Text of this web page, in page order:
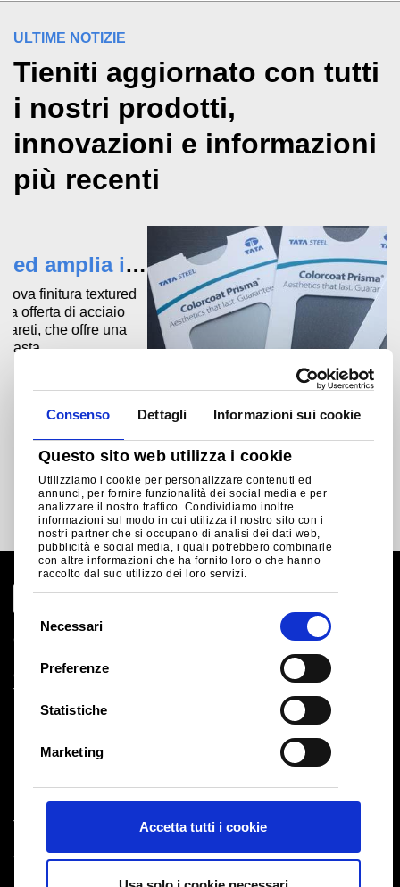
Consenso Dettagli Informazioni sui cookie
Questo sito web utilizza i cookie
Utilizziamo i cookie per personalizzare contenuti ed
annunci, per fornire funzionalità dei social media e per
analizzare il nostro traffico. Condividiamo inoltre
informazioni sul modo in cui utilizza il nostro sito con i
nostri partner che si occupano di analisi dei dati web,
pubblicità e social media, i quali potrebbero combinarle
con altre informazioni che ha fornito loro o che hanno
raccolto dal suo utilizzo dei loro servizi.
e
Necessari
Preferenze
Statistiche
Marketing
Accetta tutti i cookie
ULTIME NOTIZIE
Tieniti aggiornato con tutti
i nostri prodotti,
innovazioni e informazioni
più recenti
Vista la costante e crescente popolarità del suo acciaio
preverniciato Colorcoat Prisma®, Tata Steel ha voluto dare
una risposta alle richieste di introduzione sul mercato di
nuovi colori i
Global Site